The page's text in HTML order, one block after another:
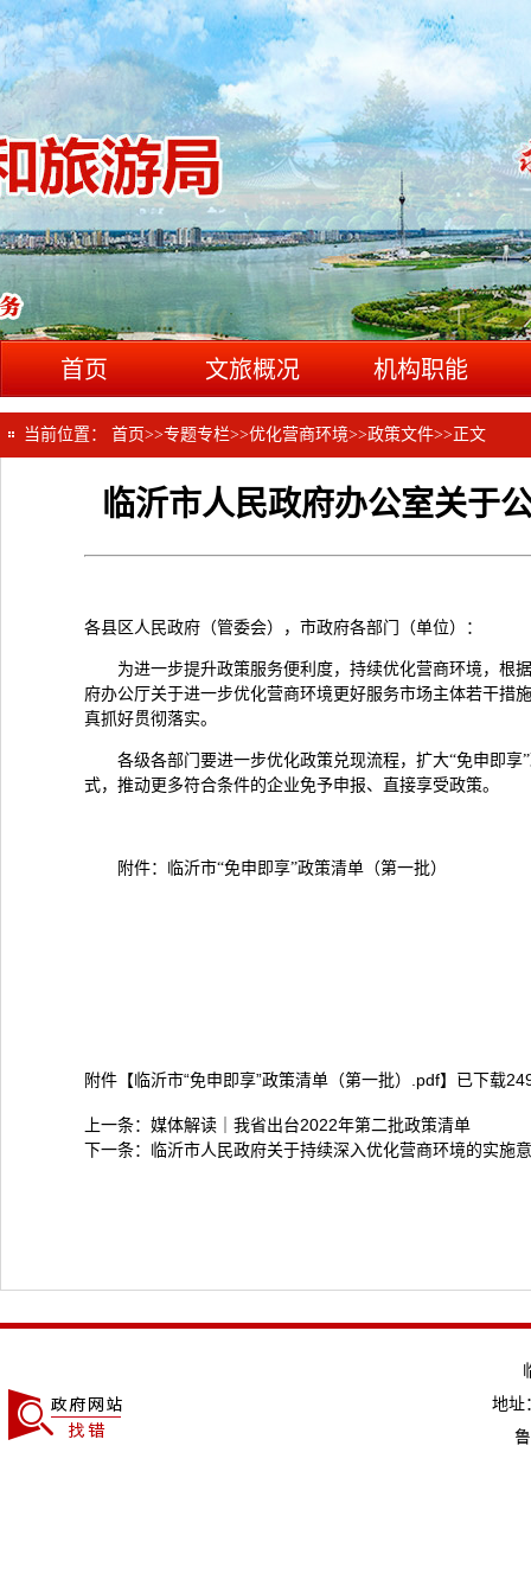
首页 文旅概况 机构职能
当前位置： 首页>>专题专栏>>优化营商环境>>政策文件>> 正文
临沂市人民政府办公室关于
各县区人民政府（管委会），市政府各部门（单位）：
为进一步提升政策服务便利度，持续优化营商环境，根
府办公厅关于进一步优化营商环境更好服务市场主体若干措
真抓好贯彻落实。
各级各部门要进一步优化政策兑现流程，扩大“免申即
式，推动更多符合条件的企业免予申报、直接享受政策。
附件：临沂市“免申即享”政策清单（第一批）
附件【临沂市“免申即享”政策清单（第一批）.pdf】已下载
上一条： 媒体解读｜我省出台2022年第二批政策清单
下一条： 临沂市人民政府关于持续深入优化营商环境的实施
地址